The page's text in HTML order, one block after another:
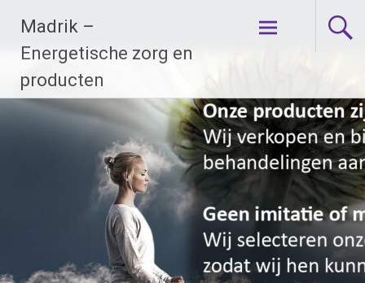
naarMadrik –
Energetische zorg en
producten